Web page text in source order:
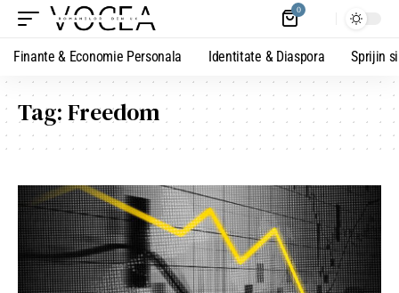
0
Finante & Economie Personala Identitate & Diaspora Sprijin
Tag:Freedom